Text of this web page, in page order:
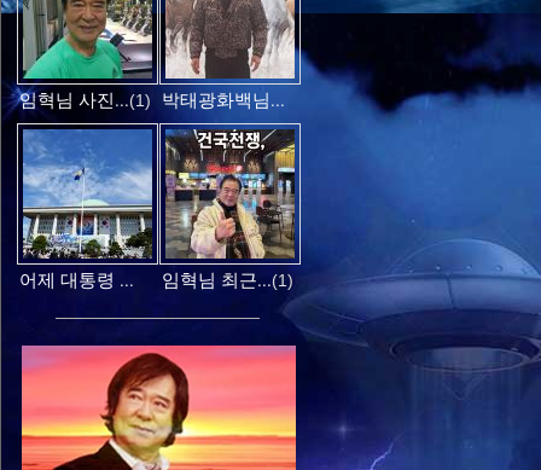
임혁님 사진...(1) 박태광화백님...
어제 대통령 ... 임혁님 최근...(1)